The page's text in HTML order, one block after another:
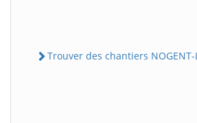
Trouver des chantiers NOGENT-